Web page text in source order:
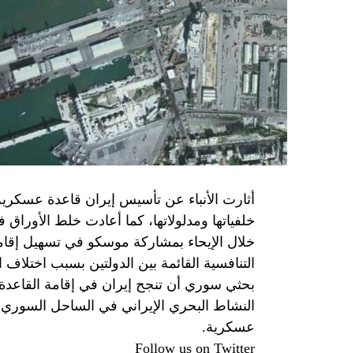
برنامج نتنياهو لا يريد السلام في
حماس منذ ديسمبر قدمت لمصر رأيا يقول
أو أربع سنوات.
الجدية تقتضي أن يجري توافق على
الأمن الإسرائيلي يقول أنه لا يوجد سبب أمني
SkyNewsArabia
أثارت الأنباء عن تأسيس إيران قاعدة
خلفياتها ومدلولاتها، كما أعادت خلط
خلال الإيحاء بمشاركة موسكو في تسهيل
التنافسية القائمة بين الدولتين بسبب
بحثي سوري أن تنجح إيران في إقامة
النشاط البحري الإيراني في الساحل
عسكرية.
Follow us on Twitter